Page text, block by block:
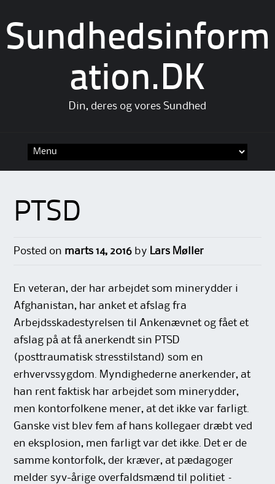
Sundhedsinform
ation.DK
Din, deres og vores Sundhed
PTSD
Posted on marts 14, 2016 by Lars Møller
En veteran, der har arbejdet som minerydder i
Afghanistan, har anket et afslag fra
Arbejdsskadestyrelsen til Ankenævnet og fået et
afslag på at få anerkendt sin PTSD
(posttraumatisk stresstilstand) som en
erhvervssygdom. Myndighederne anerkender, at
han rent faktisk har arbejdet som minerydder,
men kontorfolkene mener, at det ikke var farligt.
Ganske vist blev fem af hans kollegaer dræbt ved
en eksplosion, men farligt var det ikke. Det er de
samme kontorfolk, der kræver, at pædagoger
melder syv-årige overfaldsmænd til politiet –